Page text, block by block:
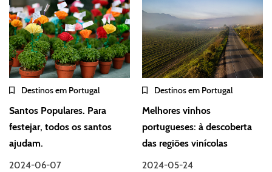
Destinos em Portugal
Santos Populares. Para
festejar, todos os santos
ajudam.
2024-06-07
Destinos em Portugal
Melhores vinhos
portugueses: à descoberta
das regiões vinícolas
2024-05-24